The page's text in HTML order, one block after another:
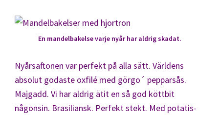
En mandelbakelse varje nyår har aldrig skadat.
Nyårsaftonen var perfekt på alla sätt. Världens
absolut godaste oxfilé med görgo´ pepparsås.
Majgadd. Vi har aldrig ätit en så god köttbit
någonsin. Brasiliansk. Perfekt stekt. Med potatis-